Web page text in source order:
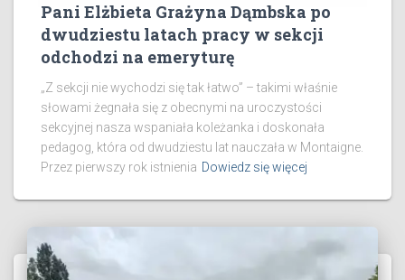
Pani Elżbieta Grażyna Dąmbska po
dwudziestu latach pracy w sekcji
odchodzi na emeryturę
„Z sekcji nie wychodzi się tak łatwo” – takimi właśnie
słowami żegnała się z obecnymi na uroczystości
sekcyjnej nasza wspaniała koleżanka i doskonała
pedagog, która od dwudziestu lat nauczała w Montaigne.
​Przez pierwszy rok istnienia Dowiedz się więcej